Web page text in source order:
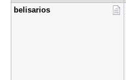
belisarios